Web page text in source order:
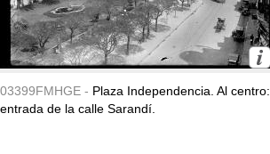
03399FMHGE - Plaza Independencia. Al centro:
entrada de la calle Sarandí.